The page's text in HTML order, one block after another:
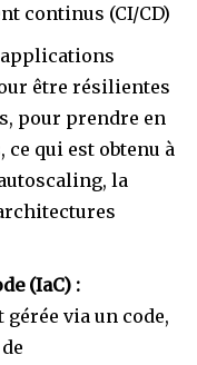
continus (CI/CD)
être résilientes
pour prendre en
qui est obtenu à
la
(IaC) :
via un code,